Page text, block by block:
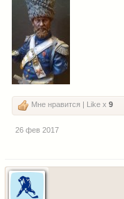
Мне нравится | Like x 9
26 фев 2017